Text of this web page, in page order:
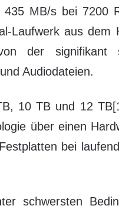
MB/s bei 7200
Laufwerk aus dem
der signifikant
Audiodateien.
10 TB und 12
über einen
bei
schwersten